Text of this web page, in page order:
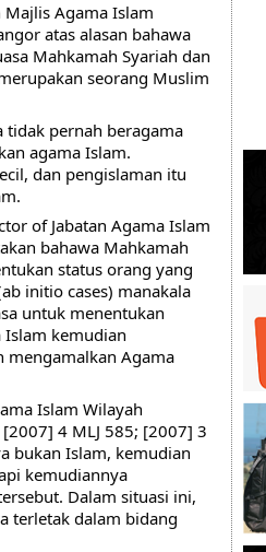
Agama Islam
atas alasan bahawa
Mahkamah Syariah dan
seorang Muslim
tidak pernah beragama
agama Islam.
dan pengislaman itu
of Jabatan Agama Islam
bahawa Mahkamah
status orang yang
initio cases) manakala
untuk menentukan
kemudian
mengamalkan Agama
Islam Wilayah
4 MLJ 585; [2007] 3
bukan Islam, kemudian
kemudiannya
Dalam situasi ini,
terletak dalam bidang